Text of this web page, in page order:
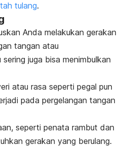
tulang.
Anda melakukan gerakan
tangan atau
juga bisa menimbulkan
atau rasa seperti pegal pun
pada pergelangan tangan
seperti penata rambut dan
gerakan yang berulang.